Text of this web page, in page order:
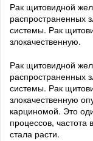
Рак щитовидной
распространенных
системы. Рак
злокачественную.
Рак щитовидной
распространенных
системы. Рак
злокачественную
карциномой. Это
процессов, частота
стала расти.